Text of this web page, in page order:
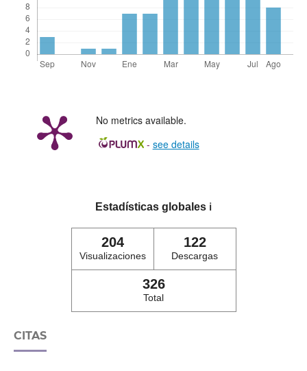
No metrics available.
- see details
Estadísticas globales ℹ️
204
Visualizaciones
122
Descargas
326
Total
CITAS